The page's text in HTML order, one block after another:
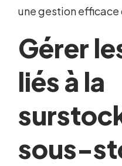
une gestion efficace
Gérer
liés à la
sous-